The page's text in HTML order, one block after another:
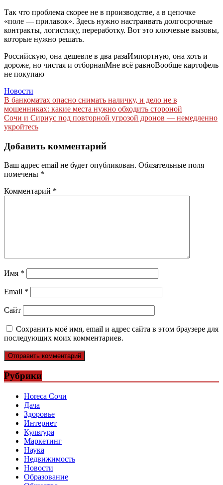
Так что проблема скорее не в производстве, а в цепочке
«поле — прилавок». Здесь нужно настраивать долгосрочные
контракты, логистику, переработку. Вот это ключевые вызовы,
которые нужно решать.
Российскую, она дешевле в два разаИмпортную, она хоть и
дороже, но чистая и отборнаяМне всё равноВообще картофель
не покупаю
Новости
Навигация
по
записям
В банкоматах опасно снимать наличку, и дело не в
мошенниках: какие места нужно обходить стороной
Сочи и Сириус под повторной угрозой дронов — немедленно
укройтесь
Добавить комментарий
Ваш адрес email не будет опубликован. Обязательные поля
помечены *
Комментарий *
Имя *
Email *
Сайт
Сохранить моё имя, email и адрес сайта в этом браузере для
последующих моих комментариев.
Рубрики
Horeca Сочи
Дача
Здоровье
Интернет
Культура
Маркетинг
Наука
Недвижимость
Новости
Образование